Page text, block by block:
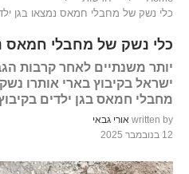
כלי נשק של מחבלי חמאס נמצאו בגן
כלי נשק של מחבלי חמאס
יותר משנתיים לאחר קרבות
ישראל בקיבוץ בארי אותרו
מחבלי חמאס בגן ילדים
written by אורי גבאי
12 בנובמבר 2025